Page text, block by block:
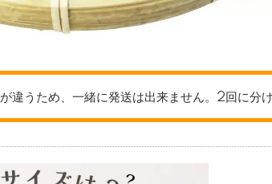
違うため、一緒に発送は出来ません。2回に分